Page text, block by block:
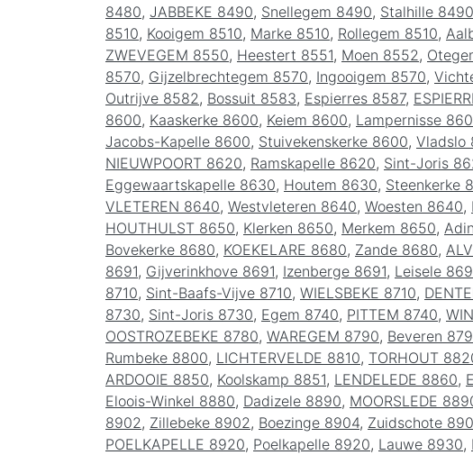
8480, JABBEKE 8490, Snellegem 8490, Stalhille 8490
8510, Kooigem 8510, Marke 8510, Rollegem 8510,
ZWEVEGEM 8550, Heestert 8551, Moen 8552 ,
8570, Gijzelbrechtegem 8570, Ingooigem 8570,
Outrijve 8582 , Bossuit 8583, Espierres 8587,
8600, Kaaskerke 8600, Keiem 8600, Lampernisse
Jacobs-Kapelle 8600, Stuivekenskerke 8600, Vladslo
NIEUWPOORT 8620, Ramskapelle 8620, Sint-Joris
Eggewaartskapelle 8630, Houtem 8630, Steenkerke
VLETEREN 8640, Westvleteren 8640, Woesten 8640,
HOUTHULST 8650, Klerken 8650, Merkem 8650,
Bovekerke 8680, KOEKELARE 8680, Zande 8680,
8691, Gijverinkhove 8691, Izenberge 8691, Leisele
8710, Sint-Baafs-Vijve 8710, WIELSBEKE 8710,
8730, Sint-Joris 8730, Egem 8740, PITTEM 8740,
OOSTROZEBEKE 8780, WAREGEM 8790, Beveren
Rumbeke 8800, LICHTERVELDE 8810, TORHOUT
ARDOOIE 8850, Koolskamp 8851, LENDELEDE 8860,
Eloois-Winkel 8880, Dadizele 8890, MOORSLEDE
8902 , Zillebeke 8902 , Boezinge 8904, Zuidschote
POELKAPELLE 8920, Poelkapelle 8920, Lauwe 8930,